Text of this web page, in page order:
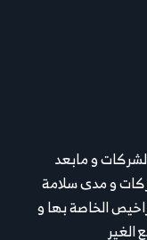
و مابعد
و مدى سلامة
الخاصة بها و
الغير